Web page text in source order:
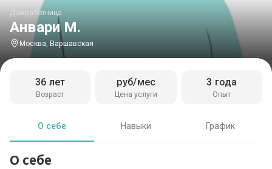
Анвари М.
Домработница
Москва, Варшавская
Возраст
36 лет
Цена услуги
руб/мес
Опыт
3 года
О себе Навыки График
О себе